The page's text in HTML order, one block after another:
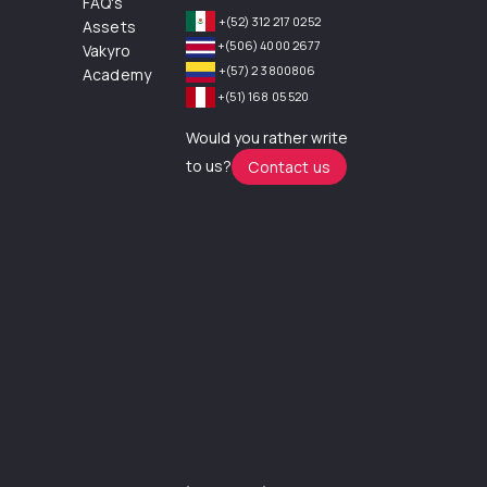
Assets
Vakyro
Academy
+(52) 312 217 0252
+(506) 4000 2677
+(57) 2 3800806
+(51) 168 05 520
Would you rather write
to us?
Contact us